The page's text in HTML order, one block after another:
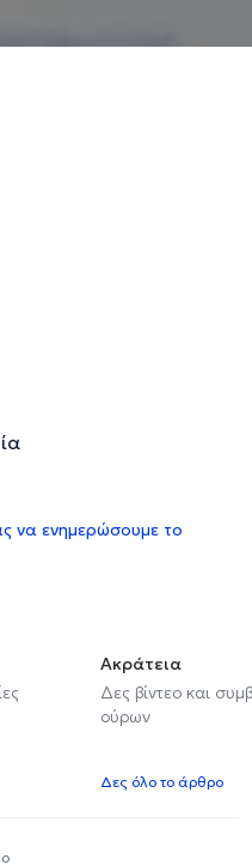
να ενημερώσουμε το
Ακράτεια
Δες βίντεο και
ούρων
Δες όλο το άρθρο